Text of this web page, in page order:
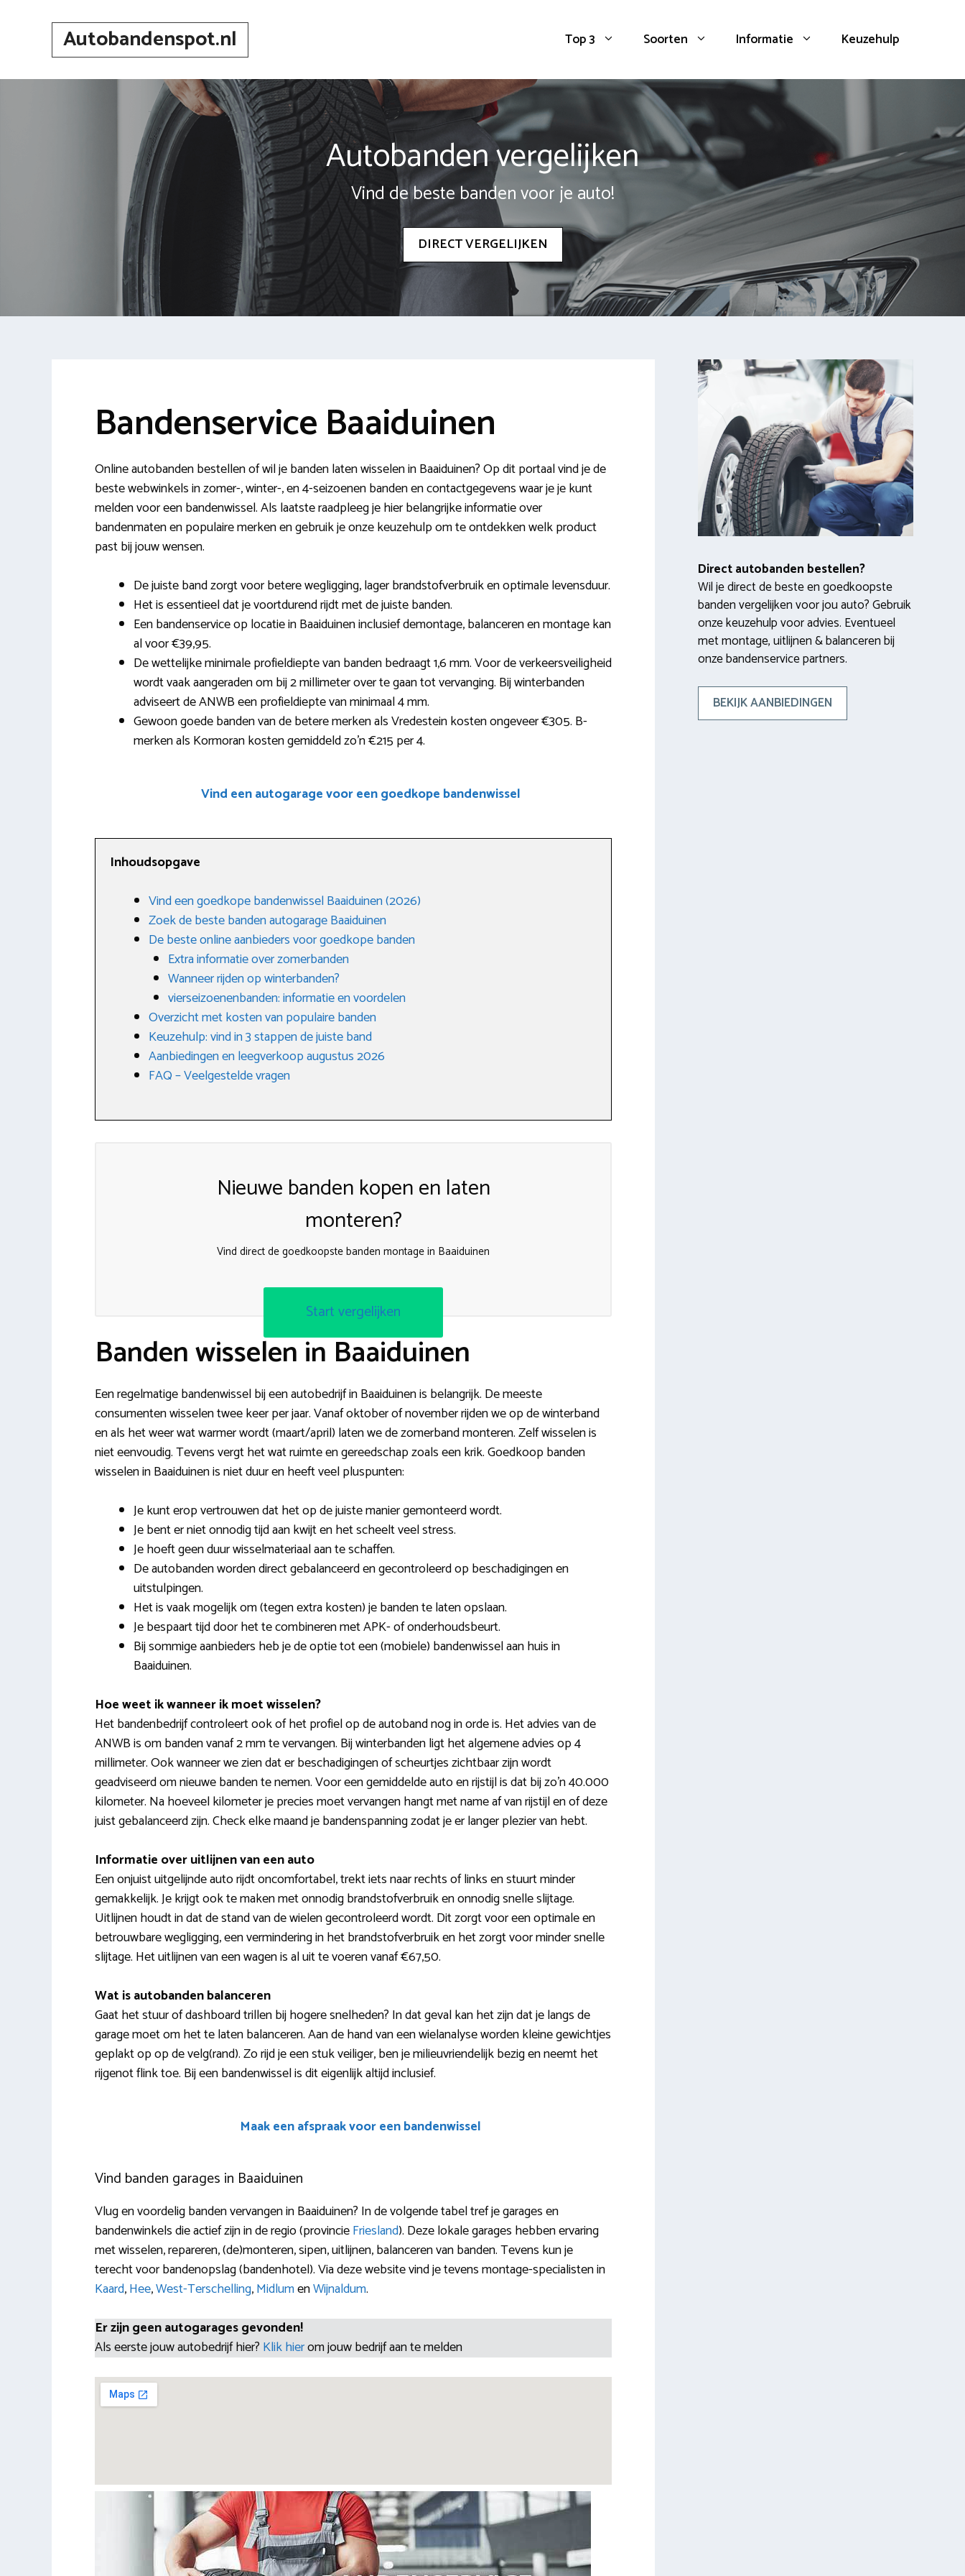
Autobandenspot.nl Top 3 Soorten Informatie Keuzehulp
Autobanden vergelijken
Vind de beste banden voor je auto!
DIRECT VERGELIJKEN
Bandenservice Baaiduinen
Online autobanden bestellen of wil je banden laten wisselen in Baaiduinen? Op dit portaal vind je de
beste webwinkels in zomer-, winter-, en 4-seizoenen banden en contactgegevens waar je je kunt
melden voor een bandenwissel. Als laatste raadpleeg je hier belangrijke informatie over
bandenmaten en populaire merken en gebruik je onze keuzehulp om te ontdekken welk product
past bij jouw wensen.
De juiste band zorgt voor betere wegligging, lager brandstofverbruik en optimale levensduur.
Het is essentieel dat je voortdurend rijdt met de juiste banden.
Een bandenservice op locatie in Baaiduinen inclusief demontage, balanceren en montage kan
al voor €39,95.
De wettelijke minimale profieldiepte van banden bedraagt 1,6 mm. Voor de verkeersveiligheid
wordt vaak aangeraden om bij 2 millimeter over te gaan tot vervanging. Bij winterbanden
adviseert de ANWB een profieldiepte van minimaal 4 mm.
Gewoon goede banden van de betere merken als Vredestein kosten ongeveer €305. B-
merken als Kormoran kosten gemiddeld zo’n €215 per 4.
Vind een autogarage voor een goedkope bandenwissel
Inhoudsopgave
Vind een goedkope bandenwissel Baaiduinen (2026)
Zoek de beste banden autogarage Baaiduinen
De beste online aanbieders voor goedkope banden
Extra informatie over zomerbanden
Wanneer rijden op winterbanden?
vierseizoenenbanden: informatie en voordelen
Overzicht met kosten van populaire banden
Keuzehulp: vind in 3 stappen de juiste band
Aanbiedingen en leegverkoop augustus 2026
FAQ – Veelgestelde vragen
Nieuwe banden kopen en laten
monteren?
Vind direct de goedkoopste banden montage in Baaiduinen
Start vergelijken
Banden wisselen in Baaiduinen
Een regelmatige bandenwissel bij een autobedrijf in Baaiduinen is belangrijk. De meeste
consumenten wisselen twee keer per jaar. Vanaf oktober of november rijden we op de winterband
en als het weer wat warmer wordt (maart/april) laten we de zomerband monteren. Zelf wisselen is
niet eenvoudig. Tevens vergt het wat ruimte en gereedschap zoals een krik. Goedkoop banden
wisselen in Baaiduinen is niet duur en heeft veel pluspunten:
Je kunt erop vertrouwen dat het op de juiste manier gemonteerd wordt.
Je bent er niet onnodig tijd aan kwijt en het scheelt veel stress.
Je hoeft geen duur wisselmateriaal aan te schaffen.
De autobanden worden direct gebalanceerd en gecontroleerd op beschadigingen en
uitstulpingen.
Het is vaak mogelijk om (tegen extra kosten) je banden te laten opslaan.
Je bespaart tijd door het te combineren met APK- of onderhoudsbeurt.
Bij sommige aanbieders heb je de optie tot een (mobiele) bandenwissel aan huis in
Baaiduinen.
Hoe weet ik wanneer ik moet wisselen?
Het bandenbedrijf controleert ook of het profiel op de autoband nog in orde is. Het advies van de
ANWB is om banden vanaf 2 mm te vervangen. Bij winterbanden ligt het algemene advies op 4
millimeter. Ook wanneer we zien dat er beschadigingen of scheurtjes zichtbaar zijn wordt
geadviseerd om nieuwe banden te nemen. Voor een gemiddelde auto en rijstijl is dat bij zo’n 40.000
kilometer. Na hoeveel kilometer je precies moet vervangen hangt met name af van rijstijl en of deze
juist gebalanceerd zijn. Check elke maand je bandenspanning zodat je er langer plezier van hebt.
Informatie over uitlijnen van een auto
Een onjuist uitgelijnde auto rijdt oncomfortabel, trekt iets naar rechts of links en stuurt minder
gemakkelijk. Je krijgt ook te maken met onnodig brandstofverbruik en onnodig snelle slijtage.
Uitlijnen houdt in dat de stand van de wielen gecontroleerd wordt. Dit zorgt voor een optimale en
betrouwbare wegligging, een vermindering in het brandstofverbruik en het zorgt voor minder snelle
slijtage. Het uitlijnen van een wagen is al uit te voeren vanaf €67,50.
Wat is autobanden balanceren
Gaat het stuur of dashboard trillen bij hogere snelheden? In dat geval kan het zijn dat je langs de
garage moet om het te laten balanceren. Aan de hand van een wielanalyse worden kleine gewichtjes
geplakt op op de velg(rand). Zo rijd je een stuk veiliger, ben je milieuvriendelijk bezig en neemt het
rijgenot flink toe. Bij een bandenwissel is dit eigenlijk altijd inclusief.
Maak een afspraak voor een bandenwissel
Vind banden garages in Baaiduinen
Vlug en voordelig banden vervangen in Baaiduinen? In de volgende tabel tref je garages en
bandenwinkels die actief zijn in de regio (provincieFriesland). Deze lokale garages hebben ervaring
met wisselen, repareren, (de)monteren, sipen, uitlijnen, balanceren van banden. Tevens kun je
terecht voor bandenopslag (bandenhotel). Via deze website vind je tevens montage-specialisten in
Kaard,Hee,West-Terschelling,MidlumenWijnaldum.
Er zijn geen autogarages gevonden!
Als eerste jouw autobedrijf hier? Klik hierom jouw bedrijf aan te melden
Direct autobanden bestellen?
Wil je direct de beste en goedkoopste
banden vergelijken voor jou auto? Gebruik
onze keuzehulp voor advies. Eventueel
met montage, uitlijnen & balanceren bij
onze bandenservice partners.
BEKIJK AANBIEDINGEN